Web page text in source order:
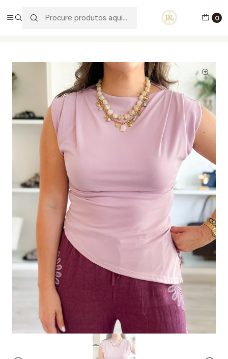
0
PORTES GRÁTIS ACIMA DE 70€ PORTUGAL CONTINENTAL